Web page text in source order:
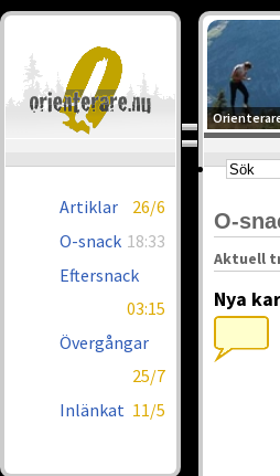
Artiklar
26/6
O-snack 18:33
Eftersnack
03:15
Övergångar
25/7
Inlänkat 11/5
O-
Aktuell
Nya